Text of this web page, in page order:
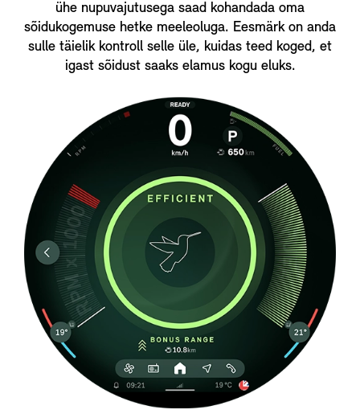
ühe nupuvajutusega saad kohandada oma
sõidukogemuse hetke meeleoluga. Eesmärk on anda
sulle täielik kontroll selle üle, kuidas teed koged, et
igast sõidust saaks elamus kogu eluks.